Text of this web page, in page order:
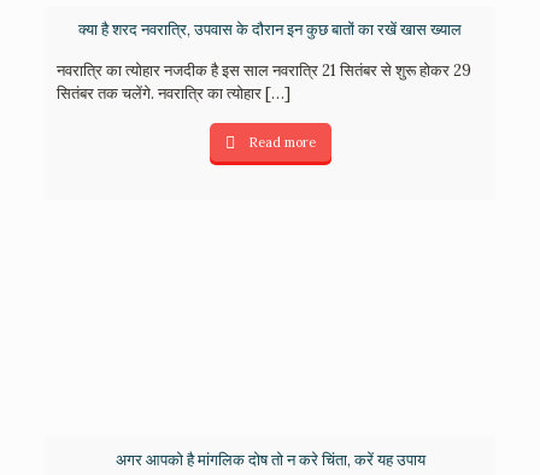
क्या है शरद नवरात्रि, उपवास के दौरान इन कुछ बातों का रखें खास ख्याल
नवरात्रि का त्योहार नजदीक है इस साल नवरात्रि 21 सितंबर से शुरू होकर 29
सितंबर तक चलेंगे. नवरात्रि का त्योहार[…]
Read more
अगर आपको है मांगलिक दोष तो न करे चिंता, करें यह उपाय